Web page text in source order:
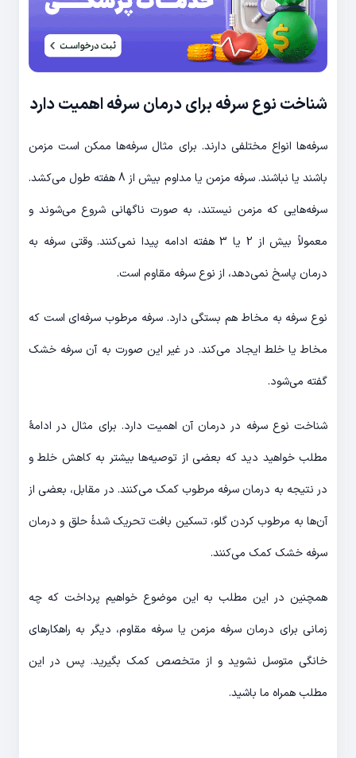
شناخت نوع سرفه برای درمان سرفه اهمیت دارد
سرفه‌ها انواع مختلفی دارند. برای مثال سرفه‌ها ممکن است مزمن
باشند یا نباشند. سرفه مزمن یا مداوم بیش از 8 هفته طول می‌کشد.
سرفه‌هایی که مزمن نیستند، به صورت ناگهانی شروع می‌شوند و
معمولاً بیش از 2 یا 3 هفته ادامه پیدا نمی‌کنند. وقتی سرفه به
درمان پاسخ نمی‌دهد، از نوع سرفه مقاوم است.
نوع سرفه به مخاط هم بستگی دارد. سرفه مرطوب سرفه‌ای است که
مخاط یا خلط ایجاد می‌کند. در غیر این صورت به آن سرفه خشک
گفته می‌شود.
شناخت نوع سرفه در درمان آن اهمیت دارد. برای مثال در ادامۀ
مطلب خواهید دید که بعضی از توصیه‌ها بیشتر به کاهش خلط و
در نتیجه به درمان سرفه مرطوب کمک می‌کنند. در مقابل، بعضی از
آن‌ها به مرطوب کردن گلو، تسکین بافت تحریک شدۀ حلق و درمان
سرفه خشک کمک می‌کنند.
همچنین در این مطلب به این موضوع خواهیم پرداخت که چه
زمانی برای درمان سرفه مزمن یا سرفه مقاوم، دیگر به راهکارهای
خانگی متوسل نشوید و از متخصص کمک بگیرید. پس در این
مطلب همراه ما باشید.